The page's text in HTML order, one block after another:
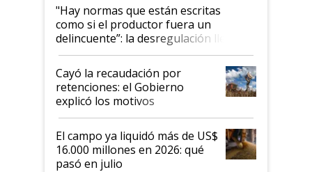
"Hay normas que están escritas
como si el productor fuera un
delincuente”: la desregulación llegó
al Congreso Aapresid y hasta se
habló del financiamiento al IPCVA
Cayó la recaudación por
retenciones: el Gobierno
explicó los motivos
El campo ya liquidó más de US$
16.000 millones en 2026: qué
pasó en julio